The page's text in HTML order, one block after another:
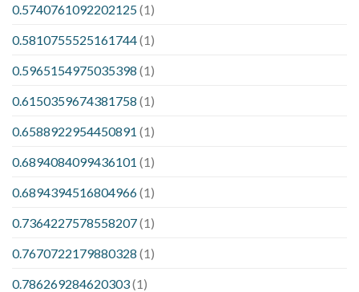
0.5740761092202125(1)
0.5810755525161744(1)
0.5965154975035398 (1)
0.6150359674381758 (1)
0.6588922954450891 (1)
0.6894084099436101 (1)
0.6894394516804966(1)
0.7364227578558207(1)
0.7670722179880328 (1)
0.786269284620303(1)